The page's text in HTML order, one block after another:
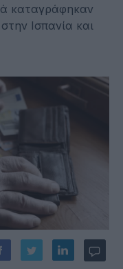
καταγράφηκαν
Ισπανία και